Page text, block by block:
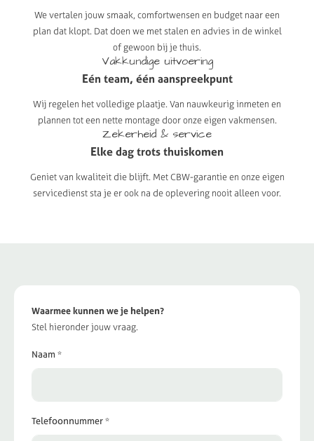
We vertalen jouw smaak, comfortwensen en budget naar een
plan dat klopt. Dat doen we met stalen en advies in de winkel
of gewoon bij je thuis.
Vakkundige uitvoering
Eén team, één aanspreekpunt
Wij regelen het volledige plaatje. Van nauwkeurig inmeten en
plannen tot een nette montage door onze eigen vakmensen.
Zekerheid & service
Elke dag trots thuiskomen
Geniet van kwaliteit die blijft. Met CBW-garantie en onze eigen
servicedienst sta je er ook na de oplevering nooit alleen voor.
Waarmee kunnen we je helpen?
Stel hieronder jouw vraag.
Naam *
Telefoonnummer *